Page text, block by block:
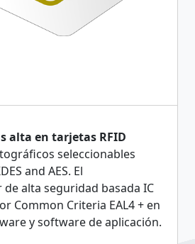
alta en tarjetas RFID
seleccionables
and AES. El
alta seguridad basada IC
Common Criteria EAL4 + en
y software de aplicación.